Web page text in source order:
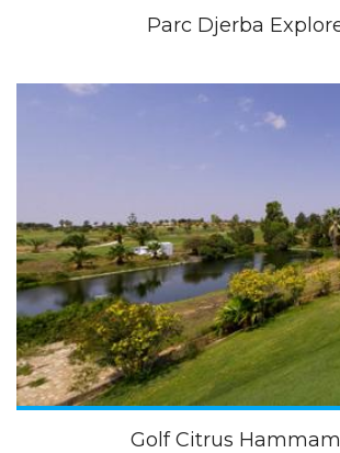
Parc Djerba
Golf Citrus